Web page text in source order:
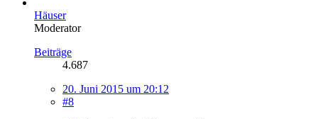
Häuser
Moderator
Beiträge
4.687
20. Juni 2015 um 20:12
#8